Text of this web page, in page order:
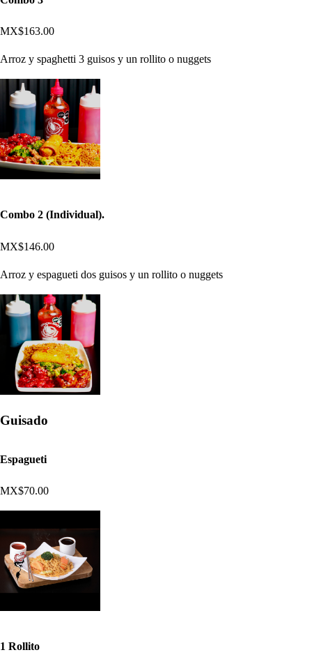
MX$163.00
Arroz y spaghetti 3 guisos y un rollito o nuggets
Combo 2 (Individual).
MX$146.00
Arroz y espagueti dos guisos y un rollito o nuggets
Guisado
Espagueti
MX$70.00
1 Rollito